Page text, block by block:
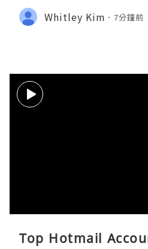
Whitley Kim 7分鐘前
Top Hotmail